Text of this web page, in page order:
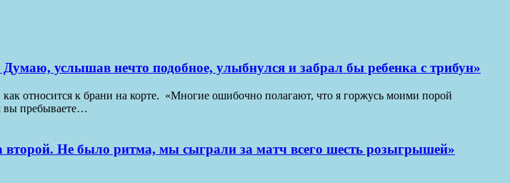
услышав нечто подобное, улыбнулся и забрал бы ребенка с трибун»
относится к брани на корте. «Многие ошибочно полагают, что я горжусь моими порой
вы пребываете…
второй. Не было ритма, мы сыграли за матч всего шесть розыгрышей»